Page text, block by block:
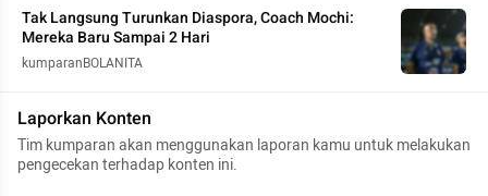
Tak Langsung Turunkan Diaspora, Coach Mochi:
Mereka Baru Sampai 2 Hari
kumparanBOLANITA
Laporkan Konten
Tim kumparan akan menggunakan laporan kamu untuk melakukan
pengecekan terhadap konten ini.